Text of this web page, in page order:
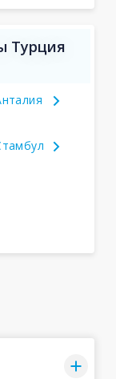
Турция